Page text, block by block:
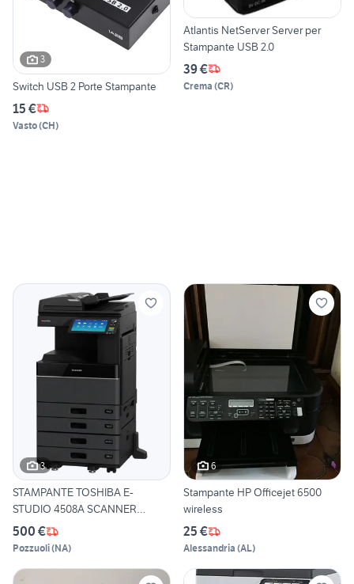
3
Switch USB 2 Porte Stampante
15 €
Vasto(CH)
Atlantis NetServer Server per
Stampante USB 2.0
39 €
Crema (CR)
3
STAMPANTE TOSHIBA E-
STUDIO 4508A SCANNER
FOTOCOPIA
500 €
Pozzuoli(NA)
6
Stampante HP Officejet 6500
wireless
25 €
Alessandria (AL)